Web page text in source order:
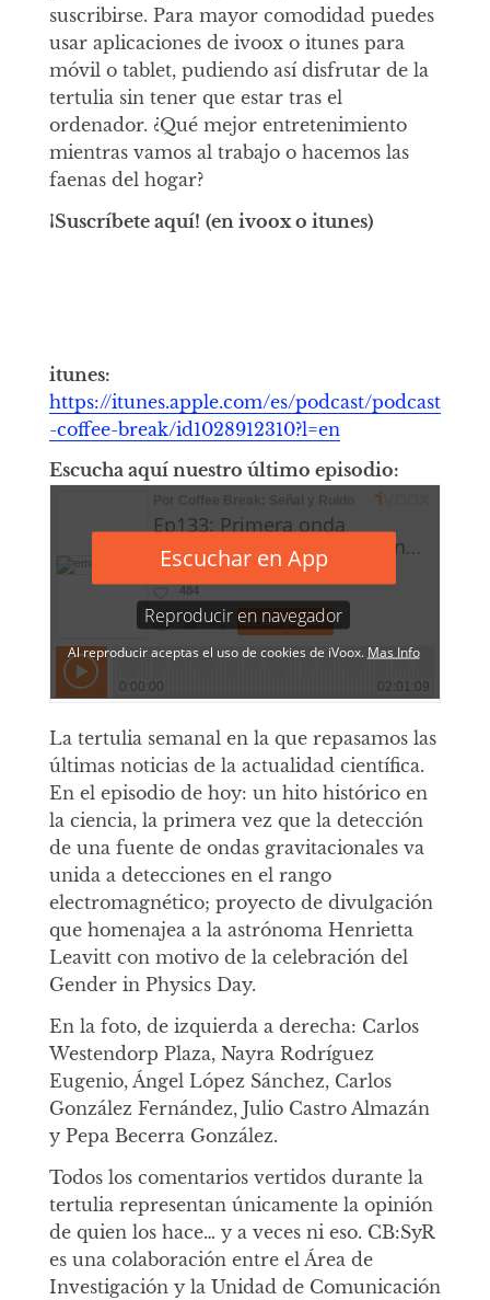
suscribirse. Para mayor comodidad puedes
usar aplicaciones de ivoox o itunes para
móvil o tablet, pudiendo así disfrutar de la
tertulia sin tener que estar tras el
ordenador. ¿Qué mejor entretenimiento
mientras vamos al trabajo o hacemos las
faenas del hogar?
¡Suscríbete aquí! (en ivoox o itunes)
itunes:
https://itunes.apple.com/es/podcast/podcast
-coffee-break/id1028912310?l=en
Escucha aquí nuestro último episodio:
La tertulia semanal en la que repasamos las
últimas noticias de la actualidad científica.
En el episodio de hoy: un hito histórico en
la ciencia, la primera vez que la detección
de una fuente de ondas gravitacionales va
unida a detecciones en el rango
electromagnético; proyecto de divulgación
que homenajea a la astrónoma Henrietta
Leavitt con motivo de la celebración del
Gender in Physics Day.
En la foto, de izquierda a derecha: Carlos
Westendorp Plaza, Nayra Rodríguez
Eugenio, Ángel López Sánchez, Carlos
González Fernández, Julio Castro Almazán
y Pepa Becerra González.
Todos los comentarios vertidos durante la
tertulia representan únicamente la opinión
de quien los hace… y a veces ni eso. CB:SyR
es una colaboración entre el Área de
Investigación y la Unidad de Comunicación